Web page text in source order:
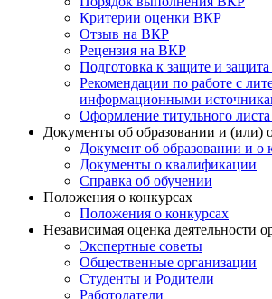
Критерии оценки ВКР
Отзыв на ВКР
Рецензия на ВКР
Подготовка к защите и
Рекомендации по работе с
информационными
Оформление титульного
Документы об образовании и (или)
Документ об образовании и о
Документы о квалификации
Справка об обучении
Положения о конкурсах
Положения о конкурсах
Независимая оценка деятельности
Экспертные советы
Общественные организации
Студенты и Родители
Работодатели